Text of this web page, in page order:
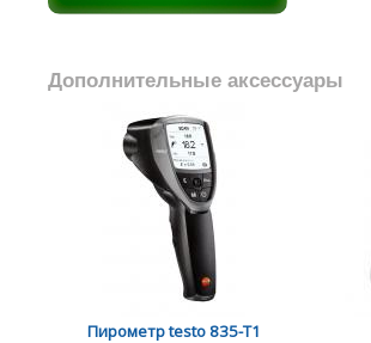
Дополнительные аксессуары
Пирометр testo 835-T1